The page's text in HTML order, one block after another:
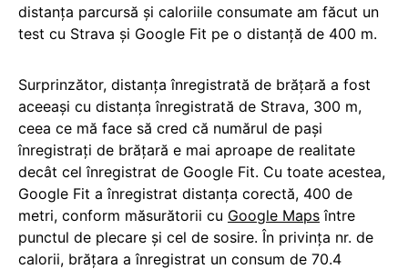
distanța parcursă și caloriile consumate am făcut un
test cu Strava și Google Fit pe o distanță de 400 m.
Surprinzător, distanța înregistrată de brățară a fost
aceeași cu distanța înregistrată de Strava, 300 m,
ceea ce mă face să cred că numărul de pași
înregistrați de brățară e mai aproape de realitate
decât cel înregistrat de Google Fit. Cu toate acestea,
Google Fit a înregistrat distanța corectă, 400 de
metri, conform măsurătorii cu Google Maps între
punctul de plecare și cel de sosire. În privința nr. de
calorii, brățara a înregistrat un consum de 70.4